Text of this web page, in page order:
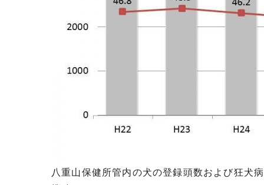
八重山保健所管内の犬の登録頭数および狂犬